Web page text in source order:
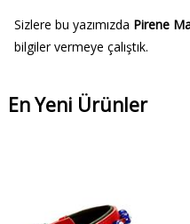
Sizlere bu yazımızda Pirene
bilgiler vermeye çalıştık.
En Yeni Ürünler